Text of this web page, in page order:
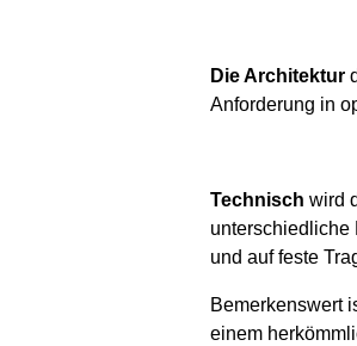
Die Architektur
Anforderung in
Technisch wird
unterschiedliche
und auf feste
Bemerkenswert
einem